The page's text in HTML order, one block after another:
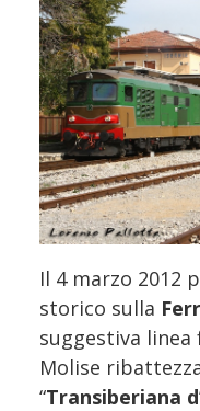
Il 4 marzo 2012
storico sulla
suggestiva
Molise
“Transiberiana